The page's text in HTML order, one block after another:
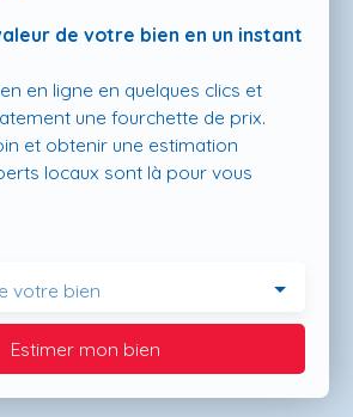
de votre bien en un instant
en ligne en quelques clics et
une fourchette de prix.
et obtenir une estimation
locaux sont là pour vous
votre bien
Estimer mon bien